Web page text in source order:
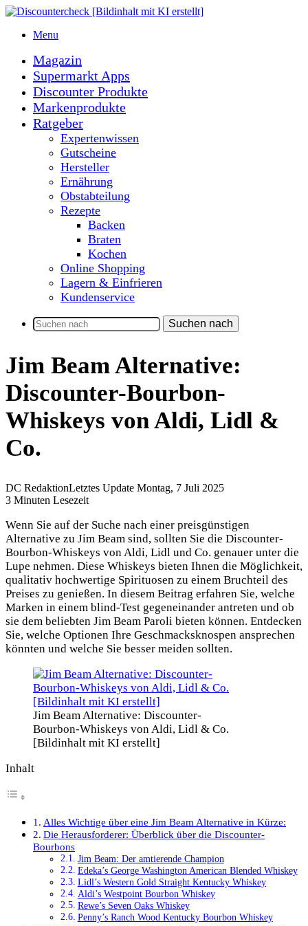
Menu
Magazin
Supermarkt Apps
Discounter Produkte
Markenprodukte
Ratgeber
Expertenwissen
Gutscheine
Hersteller
Ernährung
Obstabteilung
Rezepte
Backen
Braten
Kochen
Online Shopping
Lagern & Einfrieren
Kundenservice
Suchen nach
Jim Beam Alternative:
Discounter-Bourbon-
Whiskeys von Aldi, Lidl &
Co.
DC RedaktionLetztes Update Montag, 7 Juli 2025
3 Minuten Lesezeit
Wenn Sie auf der Suche nach einer preisgünstigen
Alternative zu Jim Beam sind, sollten Sie die Discounter-
Bourbon-Whiskeys von Aldi, Lidl und Co. genauer unter die
Lupe nehmen. Diese Whiskeys bieten Ihnen die Möglichkeit,
qualitativ hochwertige Spirituosen zu einem Bruchteil des
Preises zu genießen. In diesem Beitrag erfahren Sie, welche
Marken in einem blind-Test gegeneinander antreten und ob
sie dem beliebten Jim Beam Paroli bieten können. Entdecken
Sie, welche Optionen Ihre Geschmacksknospen ansprechen
könnten und welche Sie besser meiden sollten.
Jim Beam Alternative: Discounter-
Bourbon-Whiskeys von Aldi, Lidl & Co.
[Bildinhalt mit KI erstellt]
Inhalt
Alles Wichtige über eine Jim Beam Alternative in Kürze:
Die Herausforderer: Überblick über die Discounter-
Bourbons
Jim Beam: Der amtierende Champion
Edeka’s George Washington American Blended Whiskey
Lidl’s Western Gold Straight Kentucky Whiskey
Aldi’s Westpoint Bourbon Whiskey
Rewe’s Seven Oaks Whiskey
Penny’s Ranch Wood Kentucky Bourbon Whiskey